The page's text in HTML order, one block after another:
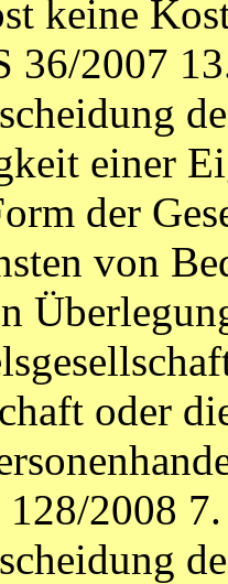
keine
36/2007
einer
der
von
oder
128/2008